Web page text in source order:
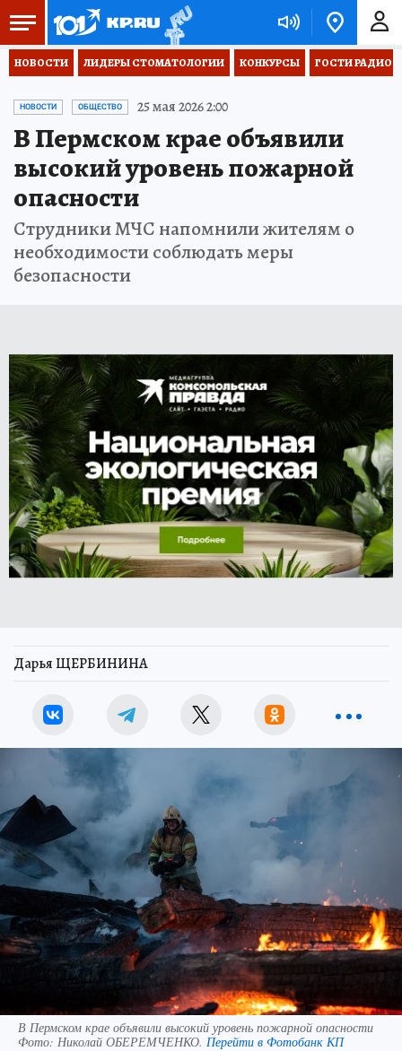
НОВОСТИ ЛИДЕРЫ СТОМАТОЛОГИИ КОНКУРСЫ ГОСТИ РАДИО
НОВОСТИ ОБЩЕСТВО 25 мая 2026 2:00
В Пермском крае объявили
высокий уровень пожарной
опасности
Струдники МЧС напомнили жителям о
необходимости соблюдать меры
безопасности
Дарья ЩЕРБИНИНА
В Пермском крае объявили высокий уровень пожарной опасности
Фото: Николай ОБЕРЕМЧЕНКО. Перейти в Фотобанк КП